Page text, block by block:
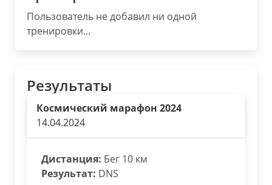
Пользователь не добавил ни одной
тренировки...
Результаты
Космический марафон 2024
14.04.2024
Дистанция: Бег 10 км
Результат: DNS